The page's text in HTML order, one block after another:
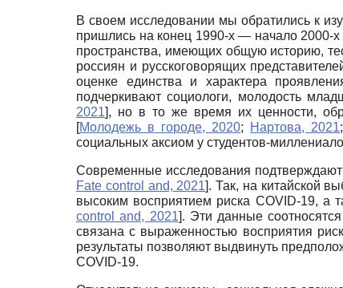
В своем исследовании мы обратились к
пришлись на конец 1990-х — начало 2000-
пространства, имеющих общую историю,
россиян и русскоговорящих
оценке единства и характера
подчеркивают социологи, молодость
2021], но в то же время их ценности,
[Молодежь в городе, 2020; Нартова, 2021;
социальных аксиом у студентов-
Современные исследования
Fate control and, 2021]. Так, на китайской
высоким восприятием риска COVID-19, а
control and, 2021]. Эти данные
связана с выраженностью восприятия
результаты позволяют выдвинуть
COVID-19.